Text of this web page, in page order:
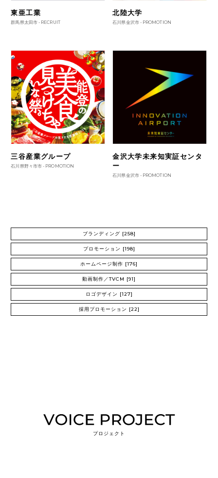
東亜工業
群馬県太田市 - RECRUIT
北陸大学
石川県金沢市 - PROMOTION
三谷産業グループ
石川県野々市市 - PROMOTION
金沢大学未来知実証センタ
ー
石川県金沢市 - PROMOTION
ブランディング [258]
プロモーション [198]
ホームページ制作 [176]
動画制作／TVCM [91]
ロゴデザイン [127]
採用プロモーション [22]
プロジェクト